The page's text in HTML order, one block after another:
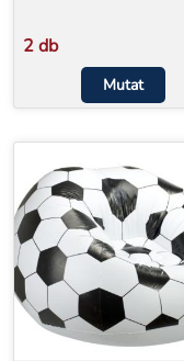
2 db
Mutat